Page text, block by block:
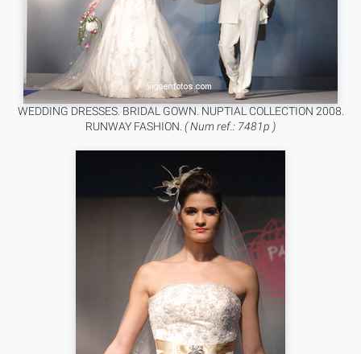
WEDDING DRESSES. BRIDAL GOWN. NUPTIAL COLLECTION 2008.
RUNWAY FASHION. ( Num ref.: 7481p )